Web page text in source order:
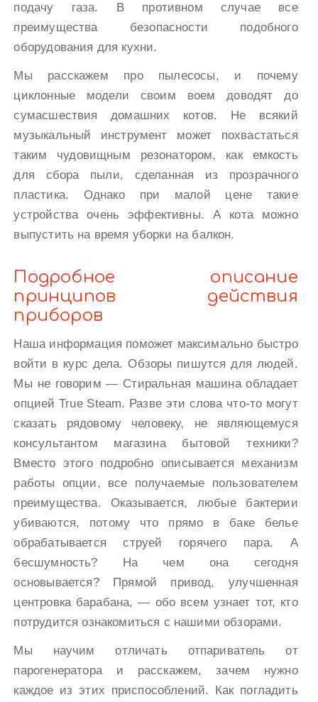
подачу газа. В противном случае все
преимущества безопасности подобного
оборудования для кухни.
Мы расскажем про пылесосы, и почему
циклонные модели своим воем доводят до
сумасшествия домашних котов. Не всякий
музыкальный инструмент может похвастаться
таким чудовищным резонатором, как емкость
для сбора пыли, сделанная из прозрачного
пластика. Однако при малой цене такие
устройства очень эффективны. А кота можно
выпустить на время уборки на балкон.
Подробное описание
принципов действия
приборов
Наша информация поможет максимально быстро
войти в курс дела. Обзоры пишутся для людей.
Мы не говорим — Стиральная машина обладает
опцией True Steam. Разве эти слова что-то могут
сказать рядовому человеку, не являющемуся
консультантом магазина бытовой техники?
Вместо этого подробно описывается механизм
работы опции, все получаемые пользователем
преимущества. Оказывается, любые бактерии
убиваются, потому что прямо в баке белье
обрабатывается струей горячего пара. А
бесшумность? На чем она сегодня
основывается? Прямой привод, улучшенная
центровка барабана, — обо всем узнает тот, кто
потрудится ознакомиться с нашими обзорами.
Мы научим отличать отпариватель от
парогенератора и расскажем, зачем нужно
каждое из этих приспособлений. Как погладить